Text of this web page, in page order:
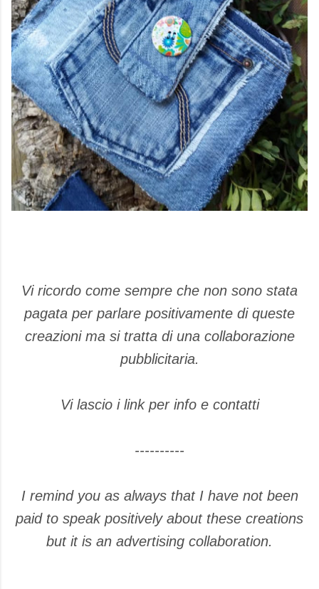
Vi ricordo come sempre che non sono stata
pagata per parlare positivamente di queste
creazioni ma si tratta di una collaborazione
pubblicitaria.
Vi lascio i link per info e contatti
----------
I remind you as always that I have not been
paid to speak positively about these creations
but it is an advertising collaboration.